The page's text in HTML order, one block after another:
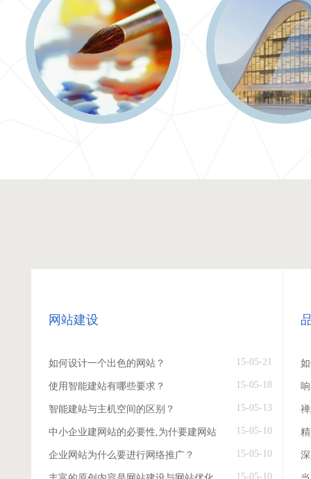
网站建设
如何设计一个出色的网站？ 15-05-21
使用智能建站有哪些要求？ 15-05-18
智能建站与主机空间的区别？ 15-05-13
中小企业建网站的必要性,为什要建网站 15-05-10
企业网站为什么要进行网络推广？ 15-05-10
15-05-10